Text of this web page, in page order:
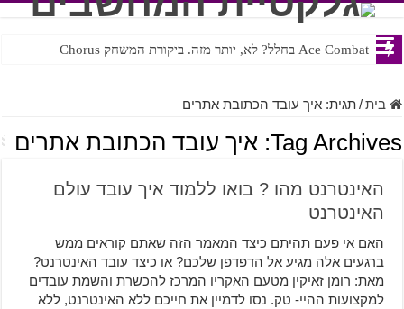
Ace Combat בחלל? לא, יותר מזה. ביקורת המשחק Chorus
בית/תגית:איך עובד הכתובת אתרים
Tag Archives: איך עובד הכתובת אתרים
האינטרנט מהו ? בואו ללמוד איך עובד עולם
האינטרנט
האם אי פעם תהיתם כיצד המאמר הזה שאתם קוראים ממש
ברגעים אלה מגיע אל הדפדפן שלכם? או כיצד עובד האינטרנט?
מאת: רומן זאיקין מטעם האקריו המרכז להכשרת והשמת עובדים
למקצועות ההיי- טק. נסו לדמיין את חייכם ללא האינטרנט, ללא